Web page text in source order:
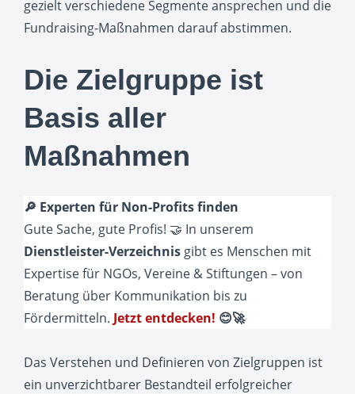
gezielt verschiedene Segmente ansprechen und die
Fundraising-Maßnahmen darauf abstimmen.
Die Zielgruppe ist
Basis aller
Maßnahmen
🔎 Experten für Non-Profits finden
Gute Sache, gute Profis! 🤝 In unserem
Dienstleister-Verzeichnis gibt es Menschen mit
Expertise für NGOs, Vereine & Stiftungen – von
Beratung über Kommunikation bis zu
Fördermitteln. Jetzt entdecken! 😊🚀
Das Verstehen und Definieren von Zielgruppen ist
ein unverzichtbarer Bestandteil erfolgreicher